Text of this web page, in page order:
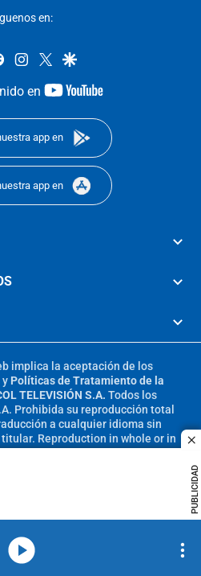
PUBLICIDAD
en:
facebookinstagram
twittergoogle
en
youtube-
app en
app en
implica la aceptación de los
y Políticas de Tratamiento de la
TELEVISIÓN S.A. Todos los
Prohibida su reproducción total
a cualquier idioma sin
Reproduction in whole or in